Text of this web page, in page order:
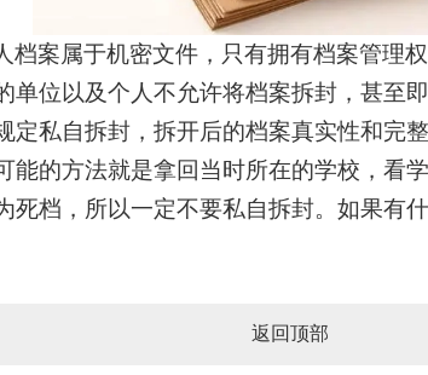
档案属于机密文件 ，只有拥有档案管理
单位以及个人不允许将档案拆封，甚至
定私自拆封，拆开后的档案真实性和完
能的方法就是拿回当时所在的学校，看
死档，所以一定不要私自拆封。如果有
返回顶部